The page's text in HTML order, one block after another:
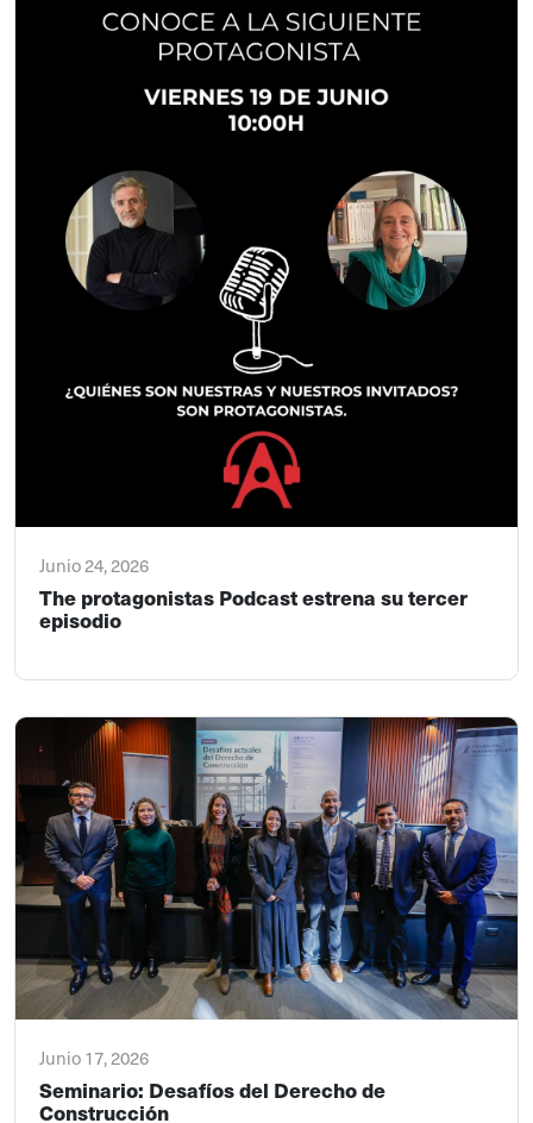
Junio 24, 2026
The protagonistas Podcast estrena su tercer
episodio
Junio 17, 2026
Seminario: Desafíos del Derecho de
Construcción